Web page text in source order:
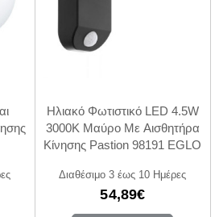
Ηλιακό Φωτιστικό LED 4.5W
3000Κ Μαύρο Με Αισθητήρα
Κίνησης Pastion 98191 EGLO
Διαθέσιμο 3 έως 10 Ημέρες
54,89€